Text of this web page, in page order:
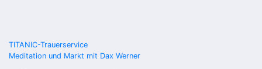
Beitragsnavigation
TITANIC-Trauerservice
Meditation und Markt mit Dax Werner